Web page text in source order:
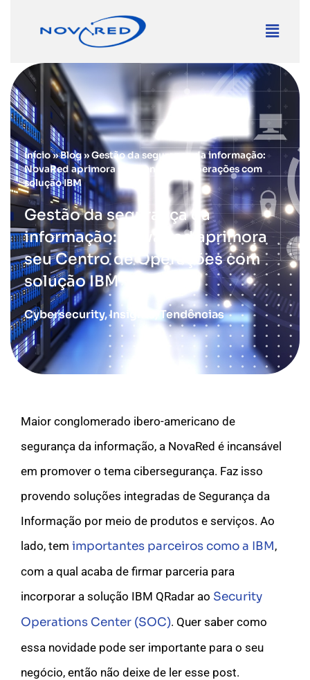
Início»Blog»Gestão da segurança da informação:
NovaRed aprimora seu Centro de Operações com
solução IBM
Gestão da segurança da
informação: NovaRed aprimora
seu Centro de Operações com
solução IBM
Cybersecurity,Insights Tendências
Maior conglomerado ibero-americano de
segurança da informação, a NovaRed é incansável
em promover o tema cibersegurança. Faz isso
provendo soluções integradas de Segurança da
Informação por meio de produtos e serviços. Ao
lado, tem importantes parceiros como a IBM,
com a qual acaba de firmar parceria para
incorporar a solução IBM QRadar ao Security
Operations Center (SOC). Quer saber como
essa novidade pode ser importante para o seu
negócio, então não deixe de ler esse post.